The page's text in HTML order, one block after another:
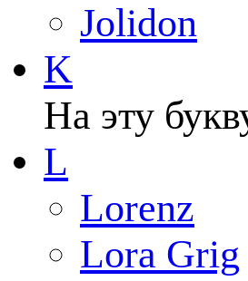
Jolidon
K
На эту
L
Lorenz
Lora Grig